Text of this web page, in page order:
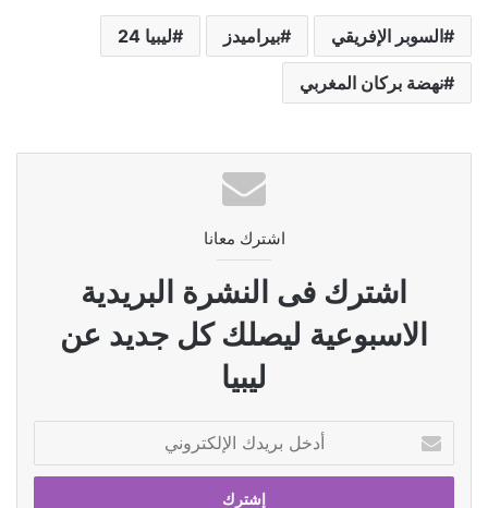
السوبر الإفريقي بيراميدز ليبيا 24
نهضة بركان المغربي
اشترك معانا
اشترك فى النشرة البريدية
الاسبوعية ليصلك كل جديد عن
ليبيا
بريدك
الإلكتروني